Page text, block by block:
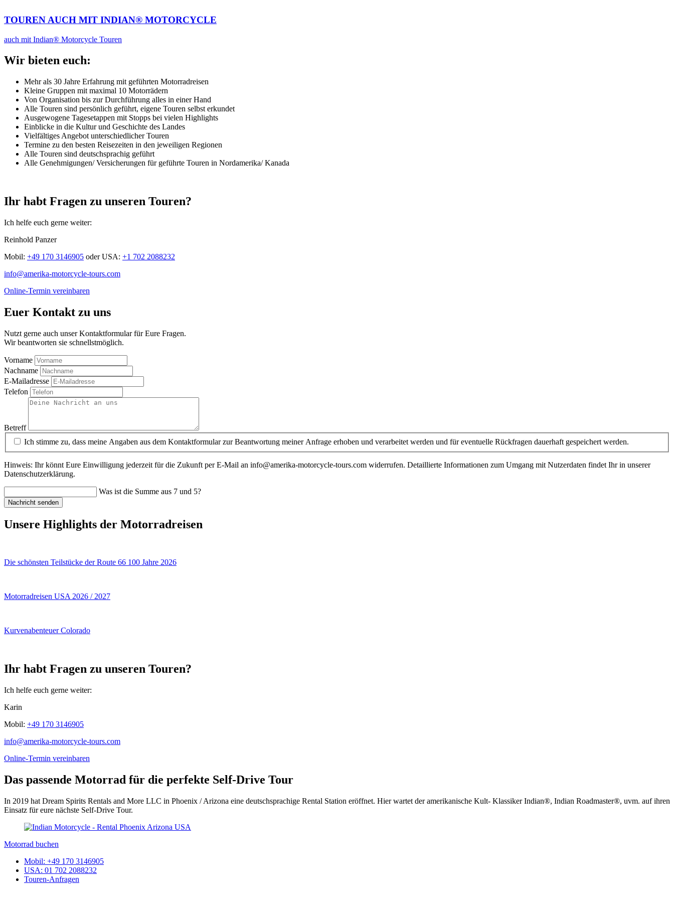
TOUREN AUCH MIT INDIAN® MOTORCYCLE
auch mit Indian® Motorcycle Touren
Wir bieten euch:
Mehr als 30 Jahre Erfahrung mit geführten Motorradreisen
Kleine Gruppen mit maximal 10 Motorrädern
Von Organisation bis zur Durchführung alles in einer Hand
Alle Touren sind persönlich geführt, eigene Touren selbst erkundet
Ausgewogene Tagesetappen mit Stopps bei vielen Highlights
Einblicke in die Kultur und Geschichte des Landes
Vielfältiges Angebot unterschiedlicher Touren
Termine zu den besten Reisezeiten in den jeweiligen Regionen
Alle Touren sind deutschsprachig geführt
Alle Genehmigungen/ Versicherungen für geführte Touren in Nordamerika/ Kanada
Ihr habt Fragen zu unseren Touren?
Ich helfe euch gerne weiter:
Reinhold Panzer
Mobil: +49 170 3146905 oder USA: +1 702 2088232
info@amerika-motorcycle-tours.com
Online-Termin vereinbaren
Euer Kontakt zu uns
Nutzt gerne auch unser Kontaktformular für Eure Fragen.
Wir beantworten sie schnellstmöglich.
Vorname
Nachname
E-Mailadresse
Telefon
Betreff
Ich stimme zu, dass meine Angaben aus dem Kontaktformular zur Beantwortung meiner Anfrage erhoben und verarbeitet werden und für eventuelle Rückfragen dauerhaft gespeichert werden.
Hinweis: Ihr könnt Eure Einwilligung jederzeit für die Zukunft per E-Mail an info@amerika-motorcycle-tours.com widerrufen. Detaillierte Informationen zum Umgang mit Nutzerdaten findet Ihr in unserer
Datenschutzerklärung.
Was ist die Summe aus 7 und 5?
Nachricht senden
Unsere Highlights der Motorradreisen
Die schönsten Teilstücke der Route 66 100 Jahre 2026
Motorradreisen USA 2026 / 2027
Kurvenabenteuer Colorado
Ihr habt Fragen zu unseren Touren?
Ich helfe euch gerne weiter:
Karin
Mobil: +49 170 3146905
info@amerika-motorcycle-tours.com
Online-Termin vereinbaren
Das passende Motorrad für die perfekte Self-Drive Tour
In 2019 hat Dream Spirits Rentals and More LLC in Phoenix / Arizona eine deutschsprachige Rental Station eröffnet. Hier wartet der amerikanische Kult- Klassiker Indian®, Indian Roadmaster®, uvm. auf ihren
Einsatz für eure nächste Self-Drive Tour.
Motorrad buchen
Mobil: +49 170 3146905
USA: 01 702 2088232
Touren-Anfragen